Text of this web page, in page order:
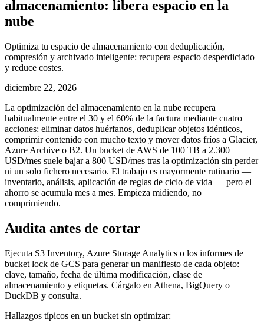
almacenamiento: libera espacio en la
nube
Optimiza tu espacio de almacenamiento con deduplicación,
compresión y archivado inteligente: recupera espacio desperdiciado
y reduce costes.
diciembre 22, 2026
La optimización del almacenamiento en la nube recupera
habitualmente entre el 30 y el 60% de la factura mediante cuatro
acciones: eliminar datos huérfanos, deduplicar objetos idénticos,
comprimir contenido con mucho texto y mover datos fríos a Glacier,
Azure Archive o B2. Un bucket de AWS de 100 TB a 2.300
USD/mes suele bajar a 800 USD/mes tras la optimización sin perder
ni un solo fichero necesario. El trabajo es mayormente rutinario —
inventario, análisis, aplicación de reglas de ciclo de vida — pero el
ahorro se acumula mes a mes. Empieza midiendo, no
comprimiendo.
Audita antes de cortar
Ejecuta S3 Inventory, Azure Storage Analytics o los informes de
bucket lock de GCS para generar un manifiesto de cada objeto:
clave, tamaño, fecha de última modificación, clase de
almacenamiento y etiquetas. Cárgalo en Athena, BigQuery o
DuckDB y consulta.
Hallazgos típicos en un bucket sin optimizar: